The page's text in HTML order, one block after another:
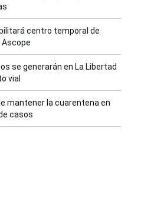
centro temporal de
se generarán en La Libertad
vial
mantener la cuarentena en
casos